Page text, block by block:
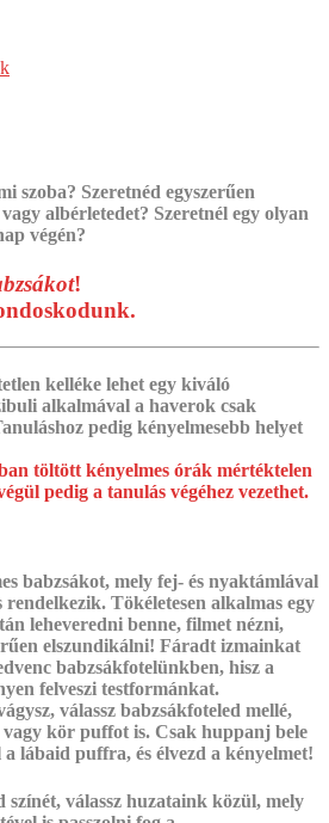
szoba? Szeretnéd egyszerűen
albérletedet? Szeretnél egy olyan
végén?
!
kelléke lehet egy kiváló
alkalmával a haverok csak
pedig kényelmesebb helyet
töltött kényelmes órák mértéktelen
pedig a tanulás végéhez vezethet.
babzsákot, mely fej- és nyaktámlával
Tökéletesen alkalmas egy
leheveredni benne, filmet nézni,
elszundikálni! Fáradt izmainkat
babzsákfotelünkben, hisz a
felveszi testformánkat.
válassz babzsákfoteled mellé,
kör puffot is. ‎Csak huppanj bele
lábaid puffra, és élvezd a kényelmet!
színét, válassz huzataink közül, mely